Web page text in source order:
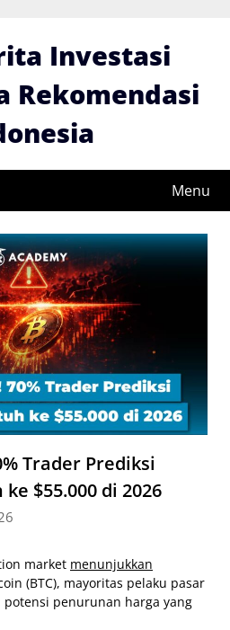
Investasi
Rekomendasi
Menu
Trader Prediksi
$55.000 di 2026
market menunjukkan
(BTC), mayoritas pelaku pasar
penurunan harga yang